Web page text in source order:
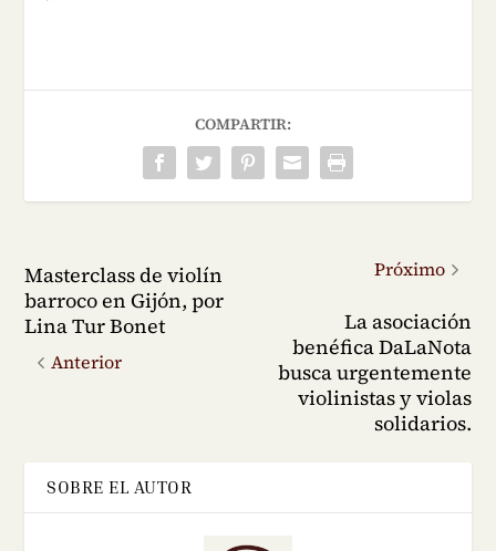
COMPARTIR:
Masterclass de violín
barroco en Gijón, por
Lina Tur Bonet
Anterior
Próximo
La asociación
benéfica DaLaNota
busca urgentemente
violinistas y violas
solidarios.
SOBRE EL AUTOR